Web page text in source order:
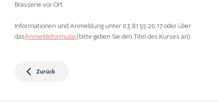
Brasserie vor Ort
Informationen und Anmeldung unter 03 81 55 20 17 oder über
dasAnmeldeformular(bitte geben Sie den Titel des Kurses an).
Zurück